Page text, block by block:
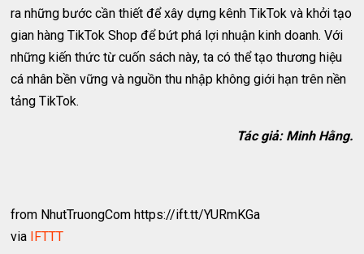
ra những bước cần thiết để xây dựng kênh TikTok và khởi tạo
gian hàng TikTok Shop để bứt phá lợi nhuận kinh doanh. Với
những kiến thức từ cuốn sách này, ta có thể tạo thương hiệu
cá nhân bền vững và nguồn thu nhập không giới hạn trên nền
tảng TikTok.
Tác giả: Minh Hằng.
from NhutTruongCom https://ift.tt/YURmKGa
via IFTTT